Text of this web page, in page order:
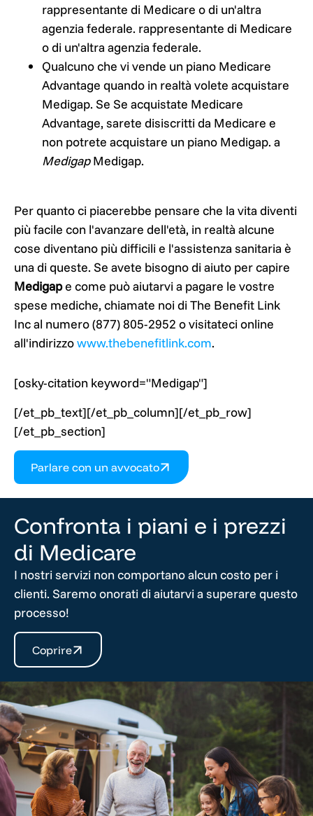
rappresentante di Medicare o di un'altra
agenzia federale. rappresentante di Medicare
o di un'altra agenzia federale.
Qualcuno che vi vende un piano Medicare
Advantage quando in realtà volete acquistare
Medigap. Se Se acquistate Medicare
Advantage, sarete disiscritti da Medicare e
non potrete acquistare un piano Medigap. a
MedigapMedigap.
Per quanto ci piacerebbe pensare che la vita diventi
più facile con l'avanzare dell'età, in realtà alcune
cose diventano più difficili e l'assistenza sanitaria è
una di queste. Se avete bisogno di aiuto per capire
Medigape come può aiutarvi a pagare le vostre
spese mediche, chiamate noi di The Benefit Link
Inc al numero (877) 805-2952 o visitateci online
all'indirizzowww.thebenefitlink.com.
[osky-citation keyword="Medigap"]
[/et_pb_text][/et_pb_column][/et_pb_row]
[/et_pb_section]
Parlare con un avvocato
Confronta i piani e i prezzi
di Medicare
I nostri servizi non comportano alcun costo per i
clienti. Saremo onorati di aiutarvi a superare questo
processo!
Coprire